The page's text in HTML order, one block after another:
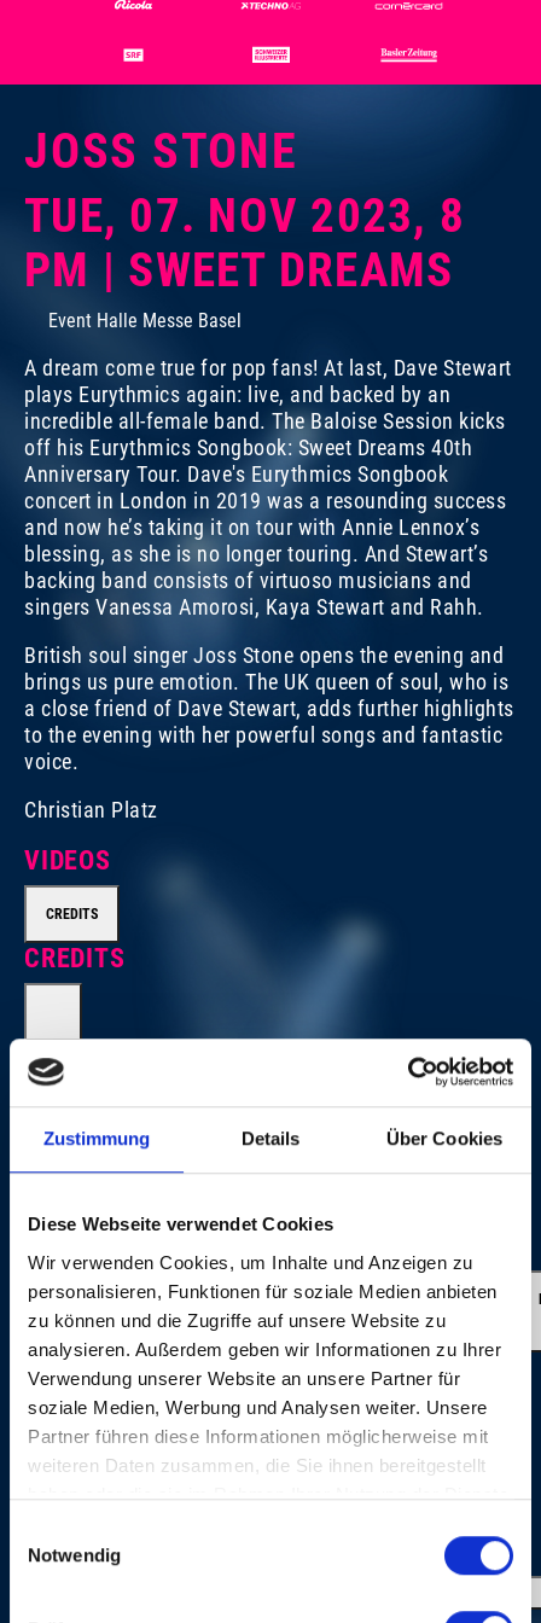
Zustimmung Details Über Cookies
Diese Webseite verwendet Cookies
Wir verwenden Cookies, um Inhalte und Anzeigen zu
personalisieren, Funktionen für soziale Medien anbieten
zu können und die Zugriffe auf unsere Website zu
analysieren. Außerdem geben wir Informationen zu Ihrer
Verwendung unserer Website an unsere Partner für
soziale Medien, Werbung und Analysen weiter. Unsere
Partner führen diese Informationen möglicherweise mit
weiteren Daten zusammen, die Sie ihnen bereitgestellt
haben oder die sie im Rahmen Ihrer Nutzung der Dienste
Notwendig
JOSS STONE
TUE, 07. NOV 2023, 8
PM | SWEET DREAMS
Event Halle Messe Basel
A dream come true for pop fans! At last, Dave Stewart
plays Eurythmics again: live, and backed by an
incredible all-female band. The Baloise Session kicks
off his Eurythmics Songbook: Sweet Dreams 40th
Anniversary Tour. Dave's Eurythmics Songbook
concert in London in 2019 was a resounding success
and now he’s taking it on tour with Annie Lennox’s
blessing, as she is no longer touring. And Stewart’s
backing band consists of virtuoso musicians and
singers Vanessa Amorosi, Kaya Stewart and Rahh.
British soul singer Joss Stone opens the evening and
brings us pure emotion. The UK queen of soul, who is
a close friend of Dave Stewart, adds further highlights
to the evening with her powerful songs and fantastic
voice.
Christian Platz
VIDEOS
CREDITS
CREDITS
Executive Producer for Baloise Session/Session Basel
AG: Beatrice Stirnimann Producer for Baloise
Session/Session Basel AG: Thom Schmidt Production
for Baloise Session/Session Basel AG: BBM
Productions, Wallbach (Switzerland) Director: Roli
Live Photos: © Dominik Plüss
SUPER DUPER LOVE
IMAGE GALLERY